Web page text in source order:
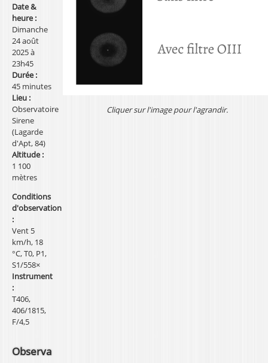
Date &
heure :
Dimanche
24 août
2025 à
23h45
Durée :
45 minutes
Lieu :
Observatoire
Sirene
(Lagarde
d'Apt, 84)
Altitude :
1 100
mètres
Conditions
d'observation
:
Vent 5
km/h, 18
°C, T0, P1,
S1/558×
Instrument
:
T406,
406/1815,
F/4,5
Observa
Cliquer sur l'image pour l'agrandir.